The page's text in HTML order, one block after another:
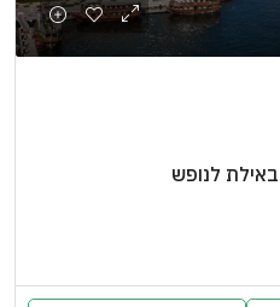
לנופש